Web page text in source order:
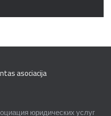
юридических услуг